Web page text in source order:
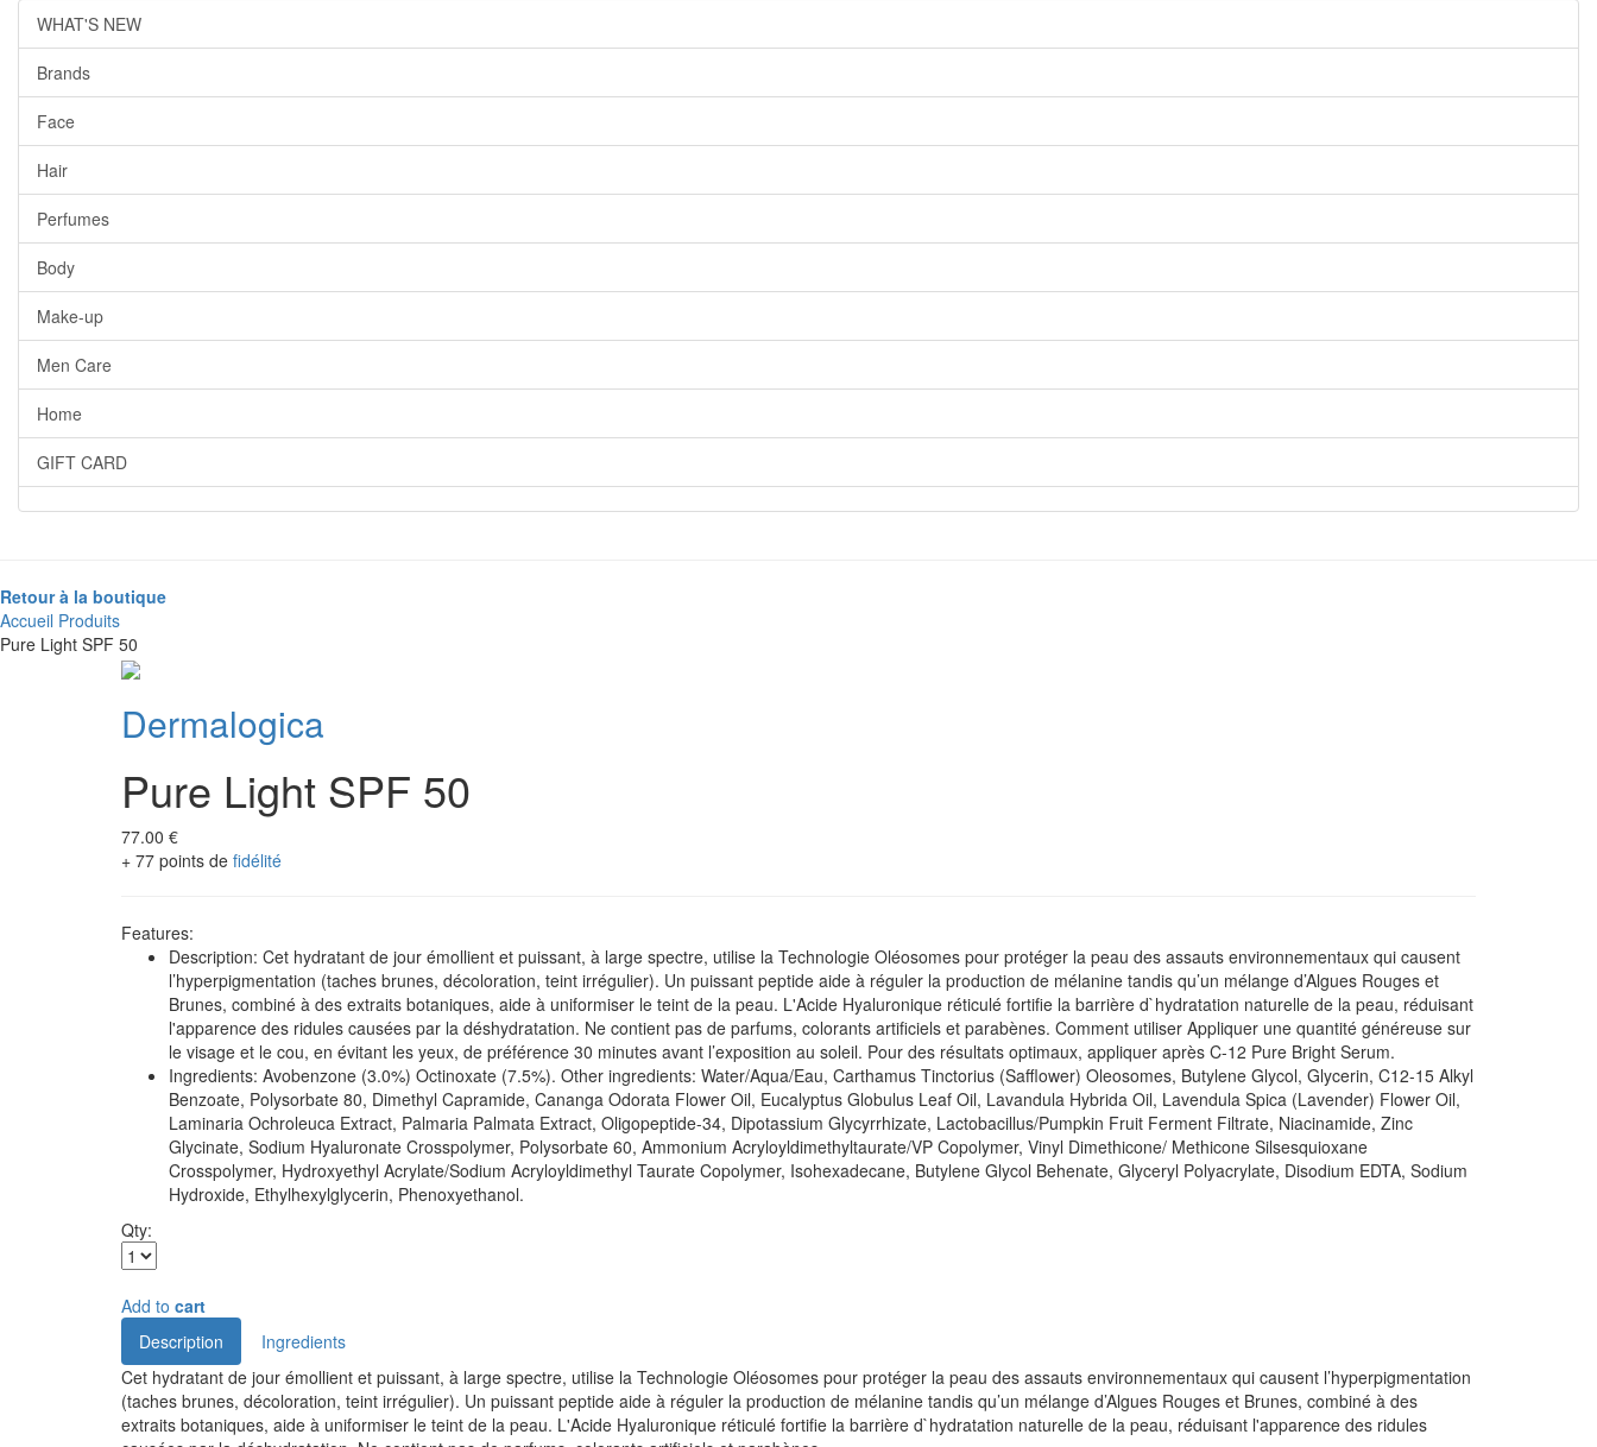
WHAT'S NEW
Brands
Face
Hair
Perfumes
Body
Make-up
Men Care
Home
GIFT CARD
Retour à la boutique
Accueil Produits
Pure Light SPF 50
Dermalogica
Pure Light SPF 50
77.00 €
+ 77 points de fidélité
Features:
Description: Cet hydratant de jour émollient et puissant, à large spectre, utilise la Technologie Oléosomes pour protéger la peau des assauts environnementaux qui causent
l’hyperpigmentation (taches brunes, décoloration, teint irrégulier). Un puissant peptide aide à réguler la production de mélanine tandis qu’un mélange d’Algues Rouges et
Brunes, combiné à des extraits botaniques, aide à uniformiser le teint de la peau. L'Acide Hyaluronique réticulé fortifie la barrière d`hydratation naturelle de la peau, réduisant
l'apparence des ridules causées par la déshydratation. Ne contient pas de parfums, colorants artificiels et parabènes. Comment utiliser Appliquer une quantité généreuse sur
le visage et le cou, en évitant les yeux, de préférence 30 minutes avant l’exposition au soleil. Pour des résultats optimaux, appliquer après C-12 Pure Bright Serum.
Ingredients: Avobenzone (3.0%) Octinoxate (7.5%). Other ingredients: Water/Aqua/Eau, Carthamus Tinctorius (Safflower) Oleosomes, Butylene Glycol, Glycerin, C12-15 Alkyl
Benzoate, Polysorbate 80, Dimethyl Capramide, Cananga Odorata Flower Oil, Eucalyptus Globulus Leaf Oil, Lavandula Hybrida Oil, Lavendula Spica (Lavender) Flower Oil,
Laminaria Ochroleuca Extract, Palmaria Palmata Extract, Oligopeptide-34, Dipotassium Glycyrrhizate, Lactobacillus/Pumpkin Fruit Ferment Filtrate, Niacinamide, Zinc
Glycinate, Sodium Hyaluronate Crosspolymer, Polysorbate 60, Ammonium Acryloyldimethyltaurate/VP Copolymer, Vinyl Dimethicone/ Methicone Silsesquioxane
Crosspolymer, Hydroxyethyl Acrylate/Sodium Acryloyldimethyl Taurate Copolymer, Isohexadecane, Butylene Glycol Behenate, Glyceryl Polyacrylate, Disodium EDTA, Sodium
Hydroxide, Ethylhexylglycerin, Phenoxyethanol.
Qty:
Add to cart
Description
Ingredients
Cet hydratant de jour émollient et puissant, à large spectre, utilise la Technologie Oléosomes pour protéger la peau des assauts environnementaux qui causent l’hyperpigmentation
(taches brunes, décoloration, teint irrégulier). Un puissant peptide aide à réguler la production de mélanine tandis qu’un mélange d’Algues Rouges et Brunes, combiné à des
extraits botaniques, aide à uniformiser le teint de la peau. L'Acide Hyaluronique réticulé fortifie la barrière d`hydratation naturelle de la peau, réduisant l'apparence des ridules